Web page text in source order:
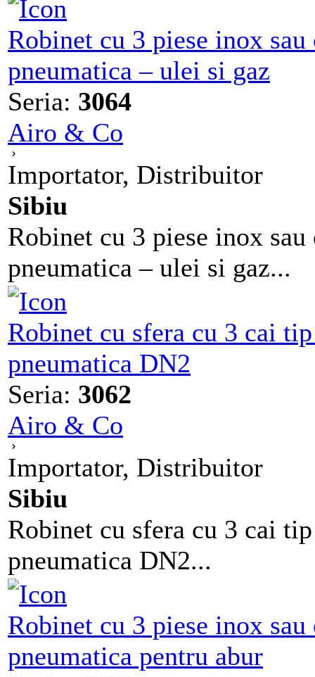
Robinet cu 3 piese inox
pneumatica – ulei si gaz
Seria: 3064
Airo & Co
Importator, Distribuitor
Sibiu
Robinet cu 3 piese inox
pneumatica – ulei si gaz...
Robinet cu sfera cu 3 cai
pneumatica DN2
Seria: 3062
Airo & Co
Importator, Distribuitor
Sibiu
Robinet cu sfera cu 3 cai
pneumatica DN2...
Robinet cu 3 piese inox
pneumatica pentru abur